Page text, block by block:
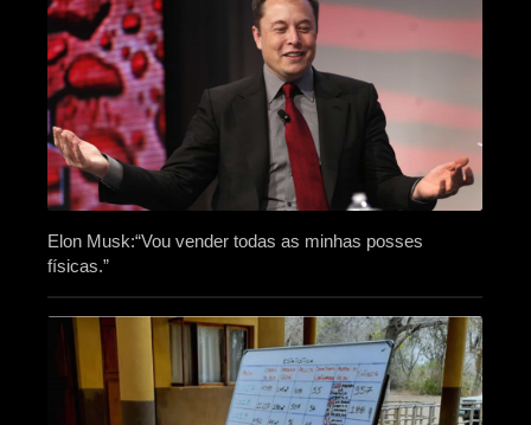
Elon Musk:“Vou vender todas as minhas posses
físicas.”